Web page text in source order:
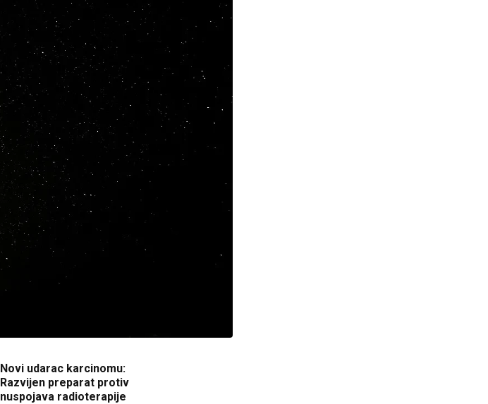
Novi udarac karcinomu:
Razvijen preparat protiv
nuspojava radioterapije